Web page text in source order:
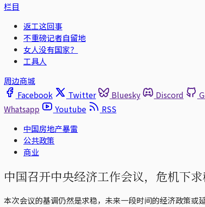
栏目
返工这回事
不重磅记者自留地
女人没有国家？
工具人
周边商城
Facebook
Twitter Bluesky Discord
Whatsapp
Youtube
RSS
中国房地产暴雷
公共政策
商业
中国召开中央经济工作会议，危机
本次会议的基调仍然是求稳，未来一段时间的经济政策或